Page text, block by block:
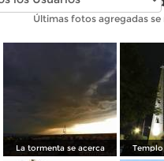
Últimas fotos agregadas se
La tormenta se acerca